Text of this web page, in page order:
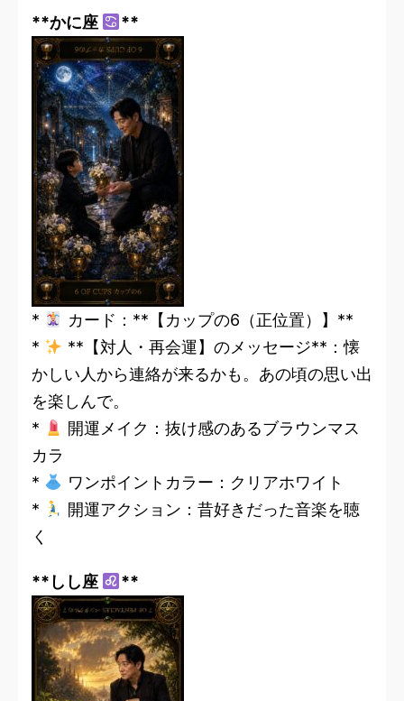
**かに座 **
*
カード：**【カップの6（正位置）】**
*
**【対人・再会運】のメッセージ**：懐
かしい人から連絡が来るかも。あの頃の思い出
を楽しんで。
*
開運メイク：抜け感のあるブラウンマス
カラ
*
ワンポイントカラー：クリアホワイト
*
開運アクション：昔好きだった音楽を聴
く
**しし座 **